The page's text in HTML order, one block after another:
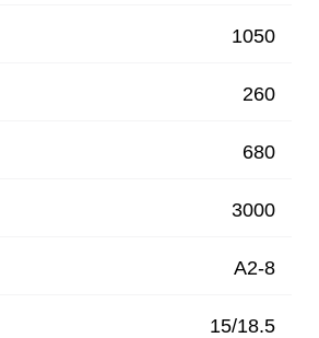
1050
260
680
3000
A2-8
15/18.5